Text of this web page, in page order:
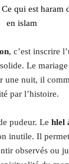
Ce qui est haram
en islam
, c’est inscrire
Le mariage
une nuit, il
par l’histoire.
pudeur. Le hlel
inutile. Il
observés ou